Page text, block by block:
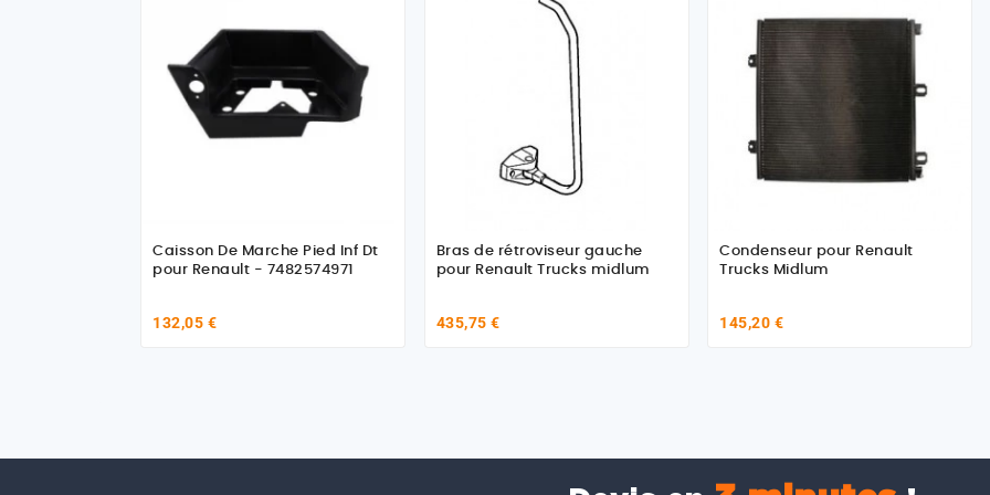
Caisson De Marche Pied Inf Dt
pour Renault - 7482574971
132,05 €
Bras de rétroviseur gauche
pour Renault Trucks midlum
435,75 €
Condenseur pour Renault
Trucks Midlum
145,20 €